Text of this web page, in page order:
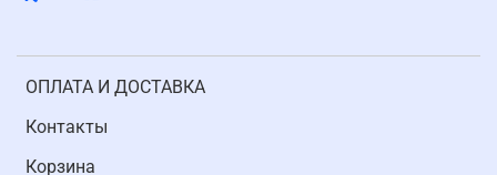
ОПЛАТА И ДОСТАВКА
Контакты
Корзина